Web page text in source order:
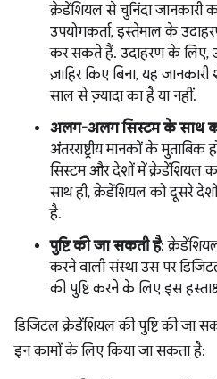
क्रेडेंशियल से चुनिंदा
उपयोगकर्ता, इस्तेमाल के
कर सकते हैं. उदाहरण के लिए,
ज़ाहिर किए बिना, यह
साल से ज़्यादा का है या नहीं.
अलग-अलग सिस्टम के साथ
अंतरराष्ट्रीय मानकों के
सिस्टम और देशों में क्रेडेंशियल
साथ ही, क्रेडेंशियल को दूसरे
है.
पुष्टि की जा सकती है:
करने वाली संस्था उस पर
की पुष्टि करने के लिए इस
डिजिटल क्रेडेंशियल की पुष्टि की जा
इन कामों के लिए किया जा सकता है: